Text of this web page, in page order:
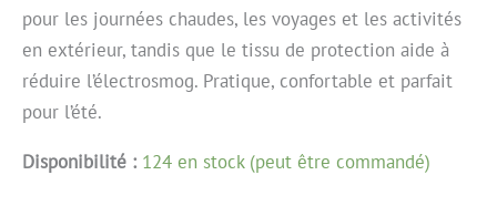
pour les journées chaudes, les voyages et les activités
en extérieur, tandis que le tissu de protection aide à
réduire l’électrosmog. Pratique, confortable et parfait
pour l’été.
Disponibilité : 124 en stock (peut être commandé)